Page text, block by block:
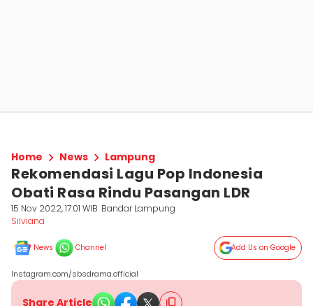
Home News Lampung
Rekomendasi Lagu Pop Indonesia
Obati Rasa Rindu Pasangan LDR
15 Nov 2022, 17:01 WIB Bandar Lampung
Silviana
News Channel Add Us on Google
Instagram.com/sbsdrama.official
Share Article